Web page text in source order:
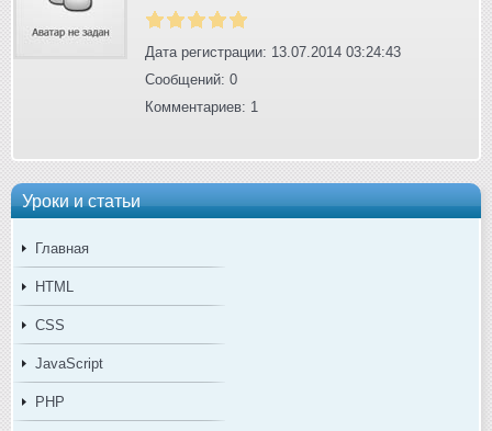
Уроки и статьи
Главная
HTML
CSS
JavaScript
PHP
Дата регистрации: 13.07.2014 03:24:43
Сообщений: 0
Комментариев: 1